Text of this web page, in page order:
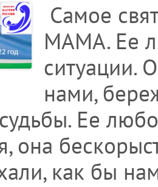
Самое
МАМА. Ее
ситуации.
нами,
Ее
она
как бы